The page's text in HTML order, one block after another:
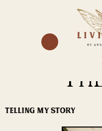
TELLING MY STORY